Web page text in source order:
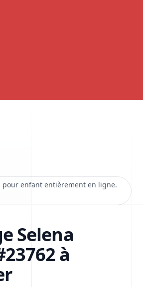
pour enfant entièrement en ligne.
Selena
à